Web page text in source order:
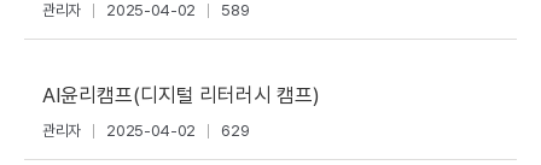
관리자 2025-04-02 589
AI윤리캠프(디지털 리터러시 캠프)
관리자 2025-04-02 629